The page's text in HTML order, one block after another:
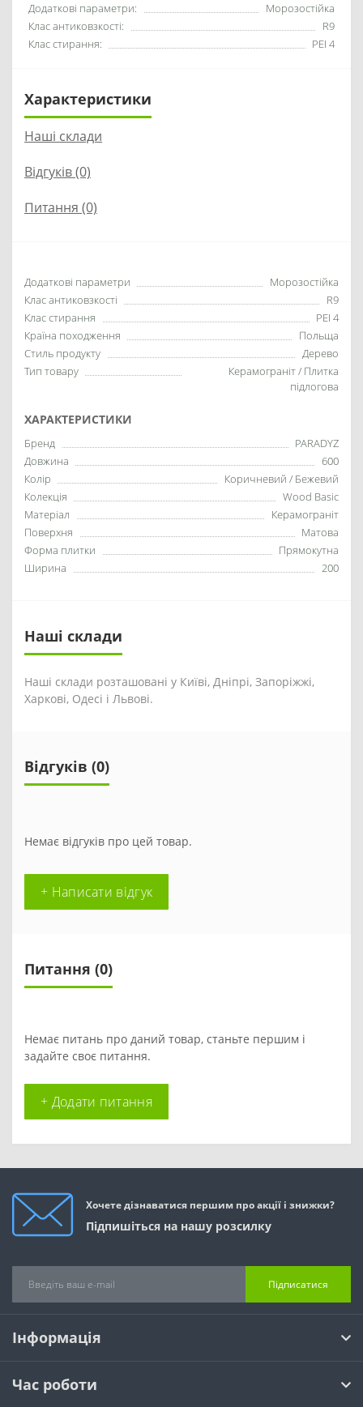
Додаткові параметри:
Морозостійка
Клас антиковзкості:
R9
Клас стирання:
PEI 4
Характеристики
Наші склади
Відгуків (0)
Питання (0)
Додаткові параметри
Морозостійка
Клас антиковзкості
R9
Клас стирання
PEI 4
Країна походження
Польща
Стиль продукту
Дерево
Тип товару
Керамограніт / Плитка
підлогова
ХАРАКТЕРИСТИКИ
Бренд
PARADYZ
Довжина
600
Колір
Коричневий / Бежевий
Колекція
Wood Basic
Матеріал
Керамограніт
Поверхня
Матова
Форма плитки
Прямокутна
Ширина
200
Наші склади
Наші склади розташовані у Київі, Дніпрі, Запоріжжі,
Харкові, Одесі і Львові.
Відгуків (0)
Немає відгуків про цей товар.
+ Написати відгук
Питання (0)
Немає питань про даний товар, станьте першим і
задайте своє питання.
+ Додати питання
Хочете дізнаватися першим про акції і знижки?
Підпишіться на нашу розсилку
Підписатися
Інформація
Час роботи